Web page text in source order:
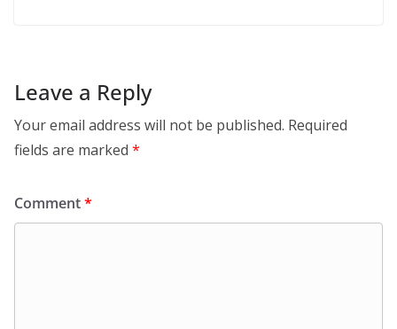
Leave a Reply
Your email address will not be published. Required
fields are marked *
Comment*